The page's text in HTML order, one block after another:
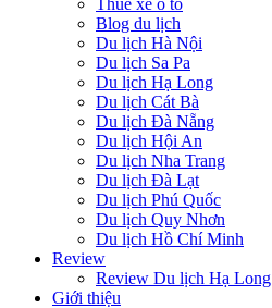
Thuê xe ô tô
Blog du lịch
Du lịch Hà Nội
Du lịch Sa Pa
Du lịch Hạ Long
Du lịch Cát Bà
Du lịch Đà Nẵng
Du lịch Hội An
Du lịch Nha Trang
Du lịch Đà Lạt
Du lịch Phú Quốc
Du lịch Quy Nhơn
Du lịch Hồ Chí Minh
Review
Review Du lịch Hạ Long
Giới thiệu